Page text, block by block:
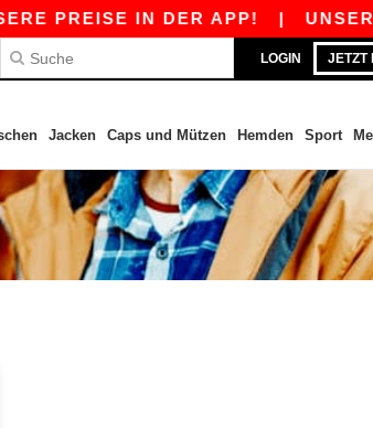
PREISE IN DER APP!|
LOGIN JETZT
Jacken Caps und Mützen Hemden Sport